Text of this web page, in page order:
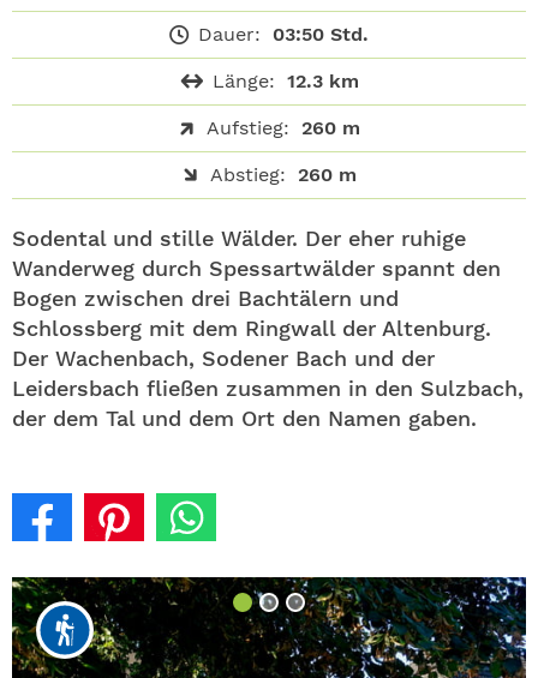
Dauer: 03:50 Std.
Länge: 12.3 km
Aufstieg: 260 m
Abstieg: 260 m
Sodental und stille Wälder. Der eher ruhige
Wanderweg durch Spessartwälder spannt den
Bogen zwischen drei Bachtälern und
Schlossberg mit dem Ringwall der Altenburg.
Der Wachenbach, Sodener Bach und der
Leidersbach fließen zusammen in den Sulzbach,
der dem Tal und dem Ort den Namen gaben.
SHOP